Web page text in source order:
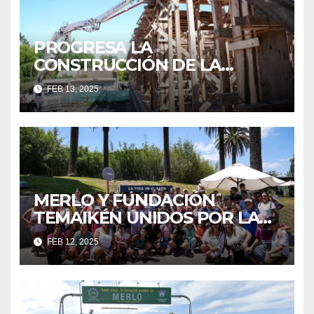
PROGRESA LA
CONSTRUCCIÓN DE LA
NUEVA SECUNDARIA EN
PONTEVEDRA
FEB 13, 2025
MERLO Y FUNDACIÓN
TEMAIKÉN UNIDOS POR LA
EDUCACIÓN Y EL MEDIO
AMBIENTE
FEB 12, 2025